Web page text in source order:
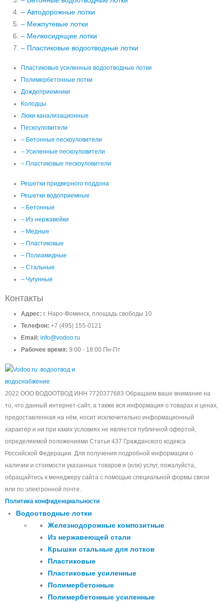
– Автодорожные лотки
– Межпутевые лотки
– Мелкосидящие лотки
– Пластиковые водоотводные лотки
Пластиковые усиленные водоотводные лотки
Полимербетонные лотки
Дождеприемники
Колодцы
Люки канализационные
Пескоуловители
– Бетонные пескоуловители
– Усиленные пескоуловители
– Пластиковые пескоуловители
Решетки придверного поддона
Решетки водоприемные
– Бетонные
– Из нержавейки
– Медные
– Пластиковые
– Полиамидные
– Стальные
– Чугунные
Контакты
Адрес: г. Наро-Фоминск, площадь свободы 10
Телефон: +7 (495) 155-0121
Email: info@vodoo.ru
Рабочее время: 9:00 - 18:00 Пн-Пт
2022 ООО ВОДООТВОД ИНН 7720377683 Обращаем ваше внимание на
то, что данный интернет-сайт, а также вся информация о товарах и ценах,
предоставленная на нём, носит исключительно информационный
характер и ни при каких условиях не является публичной офертой,
определяемой положениями Статьи 437 Гражданского кодекса
Российской Федерации. Для получения подробной информации о
наличии и стоимости указанных товаров и (или) услуг, пожалуйста,
обращайтесь к менеджеру сайта с помощью специальной формы связи
или по электронной почте.
Политика конфиденциальности
Водоотводные лотки
Железнодорожные композитные
Из нержавеющей стали
Крышки стальные для лотков
Пластиковые
Пластиковые усиленные
Полимербетонные
Полимербетонные усиленные